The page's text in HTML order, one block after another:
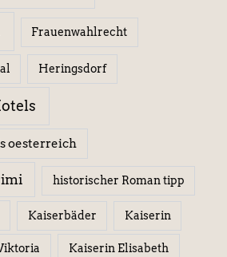
Frauenwahlrecht
Heringsdorf
oesterreich
historischer Roman tipp
Kaiserbäder Kaiserin
Kaiserin Elisabeth